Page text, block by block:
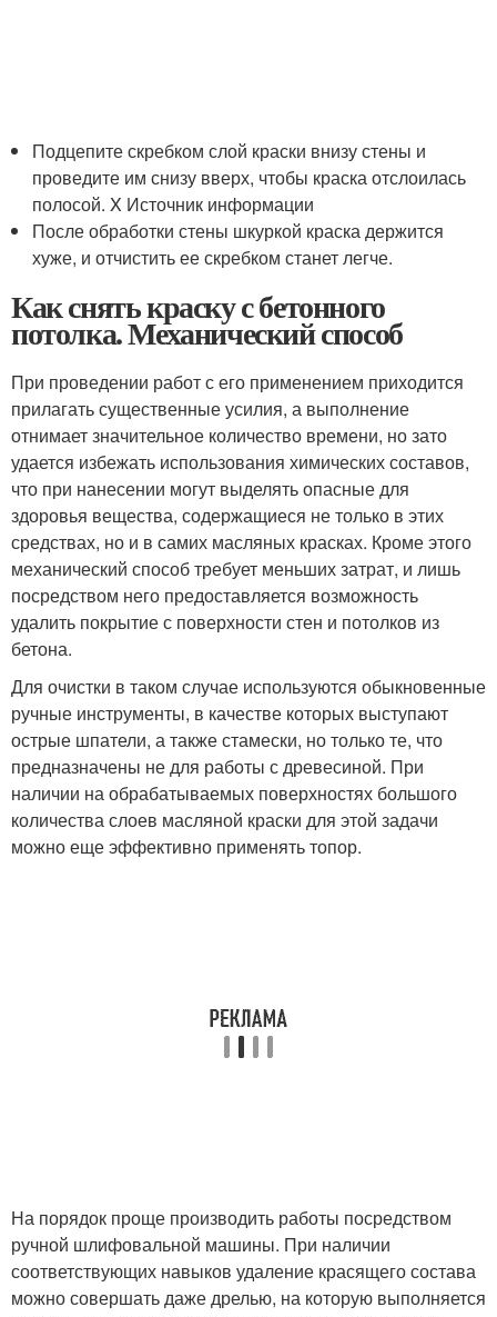
Подцепите скребком слой краски внизу стены и
проведите им снизу вверх, чтобы краска отслоилась
полосой. X Источник информации
После обработки стены шкуркой краска держится
хуже, и отчистить ее скребком станет легче.
Как снять краску с бетонного
потолка. Механический способ
При проведении работ с его применением приходится
прилагать существенные усилия, а выполнение
отнимает значительное количество времени, но зато
удается избежать использования химических составов,
что при нанесении могут выделять опасные для
здоровья вещества, содержащиеся не только в этих
средствах, но и в самих масляных красках. Кроме этого
механический способ требует меньших затрат, и лишь
посредством него предоставляется возможность
удалить покрытие с поверхности стен и потолков из
бетона.
Для очистки в таком случае используются обыкновенные
ручные инструменты, в качестве которых выступают
острые шпатели, а также стамески, но только те, что
предназначены не для работы с древесиной. При
наличии на обрабатываемых поверхностях большого
количества слоев масляной краски для этой задачи
можно еще эффективно применять топор.
На порядок проще производить работы посредством
ручной шлифовальной машины. При наличии
соответствующих навыков удаление красящего состава
можно совершать даже дрелью, на которую выполняется